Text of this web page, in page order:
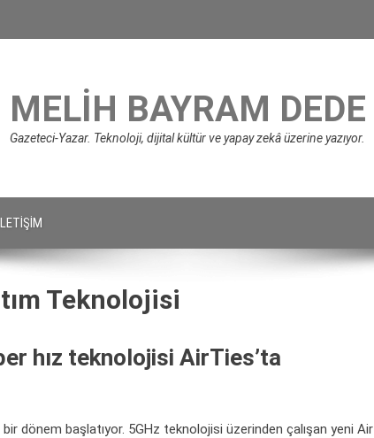
MELIH BAYRAM DEDE
Gazeteci-Yazar. Teknoloji, dijital kültür ve yapay zekâ üzerine yazıyor.
Teknolojisi
hız teknolojisi AirTies’ta
dönem başlatıyor. 5GHz teknolojisi üzerinden çalışan yeni Air